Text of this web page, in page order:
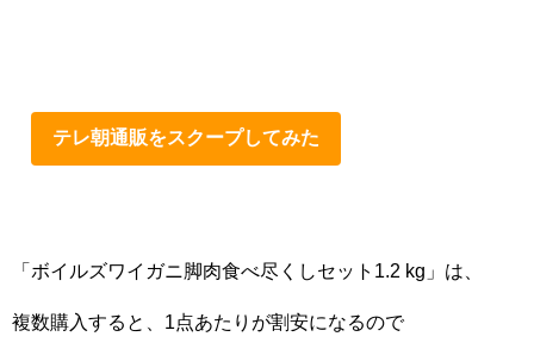
テレ朝通販をスクープしてみた
「ボイルズワイガニ脚肉食べ尽くしセット1.2 kg」は、
複数購入すると、1点あたりが割安になるので